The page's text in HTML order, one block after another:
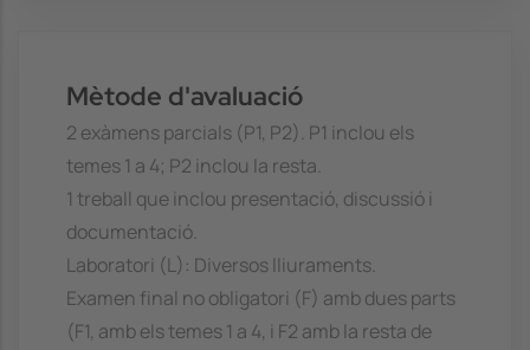
Mètode d'avaluació
2 exàmens parcials (P1, P2). P1 inclou els
temes 1 a 4; P2 inclou la resta.
1 treball que inclou presentació, discussió i
documentació.
Laboratori (L): Diversos lliuraments.
Examen final no obligatori (F) amb dues parts
(F1, amb els temes 1 a 4, i F2 amb la resta de